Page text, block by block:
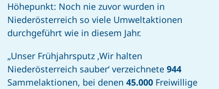
Höhepunkt: Noch nie zuvor wurden in
Niederösterreich so viele Umweltaktionen
durchgeführt wie in diesem Jahr.
„Unser Frühjahrsputz ‚Wir halten
Niederösterreich sauber‘ verzeichnete 944
Sammelaktionen, bei denen 45.000 Freiwillige